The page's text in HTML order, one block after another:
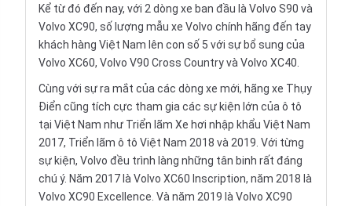
Kể từ đó đến nay, với 2 dòng xe ban đầu là Volvo S90 và
Volvo XC90, số lượng mẫu xe Volvo chính hãng đến tay
khách hàng Việt Nam lên con số 5 với sự bổ sung của
Volvo XC60, Volvo V90 Cross Country và Volvo XC40.
Cùng với sự ra mắt của các dòng xe mới, hãng xe Thụy
Điển cũng tích cực tham gia các sự kiện lớn của ô tô
tại Việt Nam như Triển lãm Xe hơi nhập khẩu Việt Nam
2017, Triển lãm ô tô Việt Nam 2018 và 2019. Với từng
sự kiện, Volvo đều trình làng những tân binh rất đáng
chú ý. Năm 2017 là Volvo XC60 Inscription, năm 2018 là
Volvo XC90 Excellence. Và năm 2019 là Volvo XC90